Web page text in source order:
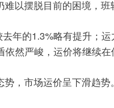
以摆脱目前的困境，班
去年的1.3%略有提升；运
依然严峻，运价将继续
，市场运价呈下滑趋势